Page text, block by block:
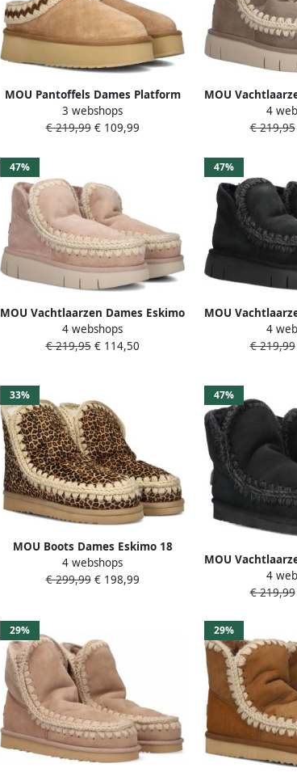
MOU Pantoffels Dames Platform
Clog Suede Leather St Maat: 41
Materiaal: Suède Kleur: Beige
3 webshops
€ 219,99€ 109,99
MOU
Bounce
Materiaal:
4
€ 219,95
47%
MOU Vachtlaarzen Dames Eskimo
Bounce Sneaker Maat: 39
Materiaal: Suède Kleur: Beige
4 webshops
€ 219,95€ 114,50
47%
MOU
Bounce
Materiaal:
4
€ 219,99
33%
MOU Boots Dames Eskimo 18
Maat: 40 Materiaal: Ponyhair
Kleur: Bruin
4 webshops
€ 299,99€ 198,99
47%
MOU
18 Glitter
Materiaal:
4
€ 219,99
29% 29%